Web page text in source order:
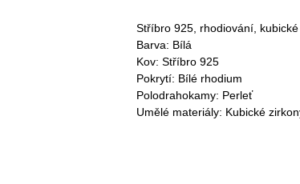
Stříbro 925, rhodiování,
Barva: Bílá
Kov: Stříbro 925
Pokrytí: Bílé rhodium
Polodrahokamy: Perleť
Umělé materiály: Kubické